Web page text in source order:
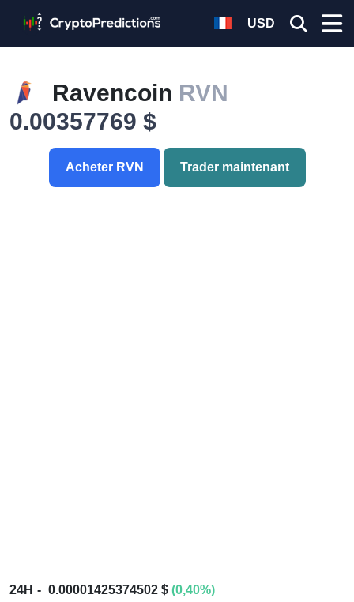
USD
Ravencoin RVN
0.00357769 $
Acheter RVN Trader maintenant
24H 0.00001425374502 $ (0,40%)